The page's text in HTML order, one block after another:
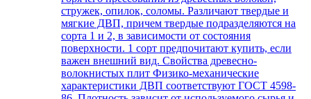
стружек, опилок, соломы. Различают твердые и
мягкие ДВП, причем твердые подразделяются на
сорта 1 и 2, в зависимости от состояния
поверхности. 1 сорт предпочитают купить, если
важен внешний вид. Свойства древесно-
волокнистых плит Физико-механические
характеристики ДВП соответствуют ГОСТ 4598-